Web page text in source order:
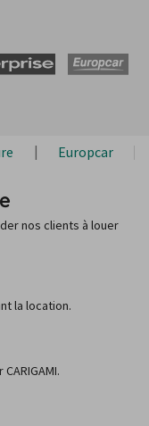
Europcar
nos clients à louer
la location.